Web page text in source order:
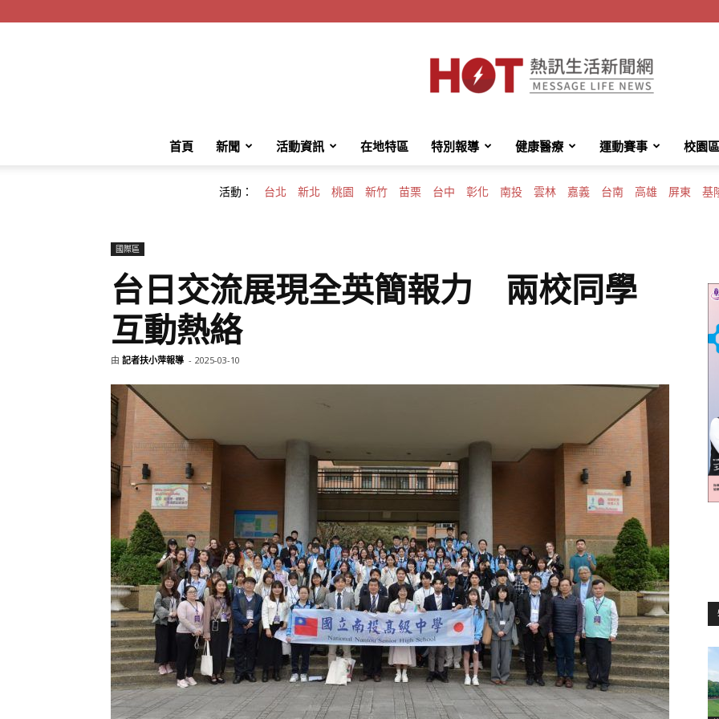
HotMessage
活
新
首頁 新聞 活動資訊 在地特區 特別報導 健康醫療 運動賽事 校園區
活動： 台北 新北 桃園 新竹 苗栗 台中 彰化 南投 雲林 嘉義 台南 高雄 屏東 基
國際區
台日交流展現全英簡報力 兩校同學
互動熱絡
由 記者扶小萍報導 - 2025-03-10